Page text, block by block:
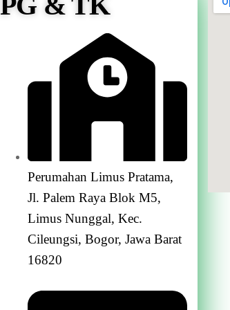
Perumahan Limus Pratama,
Jl. Palem Raya Blok M5,
Limus Nunggal, Kec.
Cileungsi, Bogor, Jawa Barat
16820